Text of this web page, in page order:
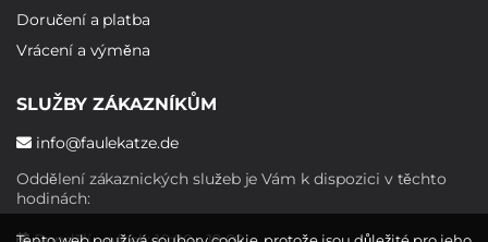
Doručení a platba
Vrácení a výměna
SLUŽBY ZÁKAZNÍKŮM
info@faulekatze.de
Oddělení zákaznických služeb je Vám k dispozici v těchto
hodinách: